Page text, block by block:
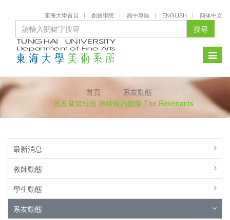
東海大學首頁 創藝學院 高中專區 ENGLISH 簡体中文
搜尋
Toggle
首頁
系友動態
系友展覽報報 障紗後的微塵 The Revenants
最新消息
教師動態
學生動態
系友動態